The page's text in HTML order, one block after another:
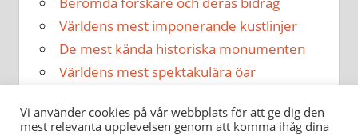
Världens mest imponerande kustlinjer
De mest kända historiska monumenten
Världens mest spektakulära öar
Vi använder cookies på vår webbplats för att ge dig den
mest relevanta upplevelsen genom att komma ihåg dina